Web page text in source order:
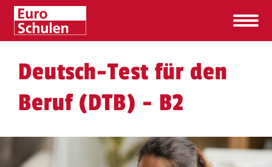
Deutsch-Test für den
Beruf (DTB) - B2